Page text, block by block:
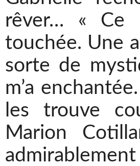
rêver… « Ce
touchée. Une
sorte de
m’a
les trouve
Marion